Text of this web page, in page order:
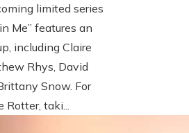
limited series
Me” features an
including Claire
Rhys, David
Snow. For
taki...